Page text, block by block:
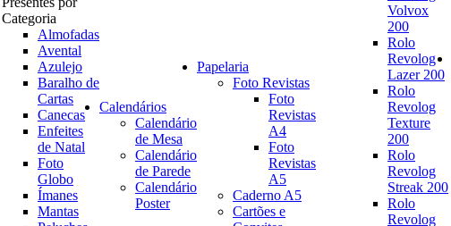
Categoria
Almofadas
Avental
Azulejo
Baralho de
Cartas
Canecas
Enfeites
de Natal
Foto
Globo
Ímanes
Mantas
Calendários
Calendário
de Mesa
Calendário
de Parede
Calendário
Poster
Papelaria
Foto Revistas
Foto
Revistas
A4
Foto
Revistas
A5
Caderno A5
Cartões e
Volvox
200
Rolo
Revolog
Lazer 200
Rolo
Revolog
Texture
200
Rolo
Revolog
Streak 200
Rolo
Revolog